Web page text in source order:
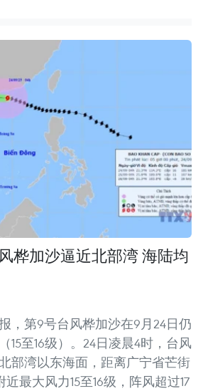
桦加沙逼近北部湾 海陆均
，第9号台风桦加沙在9月24日仍
15至16级）。24日凌晨4时，台风
部湾以东海面，距离广宁省芒街
最大风力15至16级，阵风超过17